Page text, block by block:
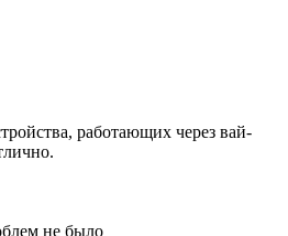
работающих через вай-
не было